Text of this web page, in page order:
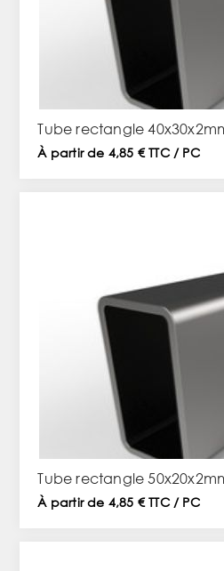
Tube rectangle
À partir de 4,85 € TTC / PC
Tube rectangle
À partir de 4,85 € TTC / PC